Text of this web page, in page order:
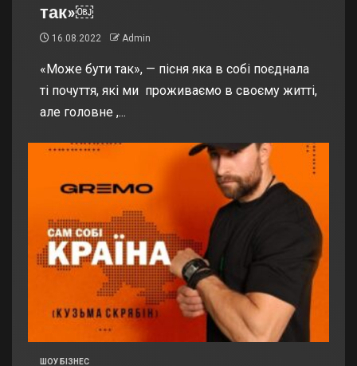
так»￼
16.08.2022 Admin
«Може бути так», — пісня яка в собі поєднала
ті почуття, які ми проживаємо в своєму житті,
але головне ,...
ШОУ БІЗНЕС